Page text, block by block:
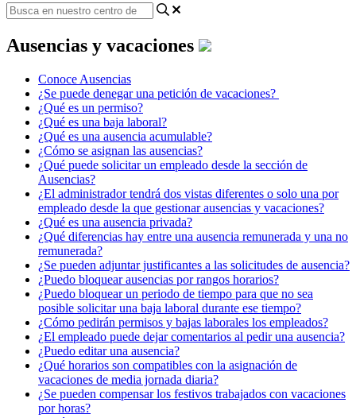
Ausencias y vacaciones
Conoce Ausencias
¿Se puede denegar una petición de vacaciones? ​
¿Qué es un permiso?
¿Qué es una baja laboral?
¿Qué es una ausencia acumulable?
¿Cómo se asignan las ausencias?
¿Qué puede solicitar un empleado desde la sección de
Ausencias?
¿El administrador tendrá dos vistas diferentes o solo una por
empleado desde la que gestionar ausencias y vacaciones?
¿Qué es una ausencia privada?
¿Qué diferencias hay entre una ausencia remunerada y una no
remunerada?
¿Se pueden adjuntar justificantes a las solicitudes de ausencia?
¿Puedo bloquear ausencias por rangos horarios?
¿Puedo bloquear un periodo de tiempo para que no sea
posible solicitar una baja laboral durante ese tiempo?
¿Cómo pedirán permisos y bajas laborales los empleados?
¿El empleado puede dejar comentarios al pedir una ausencia?
¿Puedo editar una ausencia?
¿Qué horarios son compatibles con la asignación de
vacaciones de media jornada diaria?
¿Se pueden compensar los festivos trabajados con vacaciones
por horas?